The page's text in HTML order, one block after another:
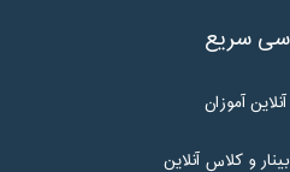
سریع
آموزان
و کلاس آنلاین